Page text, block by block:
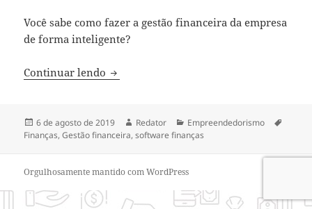
Você sabe como fazer a gestão financeira da empresa
de forma inteligente?
Continuar lendo Como fazer a gestão financeira da
Publicado
em
6 de agosto de 2019 Autor
Redator Categorias
Empreendedorismo
Finanças,Gestão financeira,software finanças
Orgulhosamente mantido com WordPress